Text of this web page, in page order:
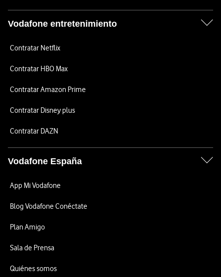
Vodafone entretenimiento
Contratar Netflix
Contratar HBO Max
Contratar Amazon Prime
Contratar Disney plus
Contratar DAZN
Vodafone España
App Mi Vodafone
Blog Vodafone Conéctate
Plan Amigo
Sala de Prensa
Quiénes somos